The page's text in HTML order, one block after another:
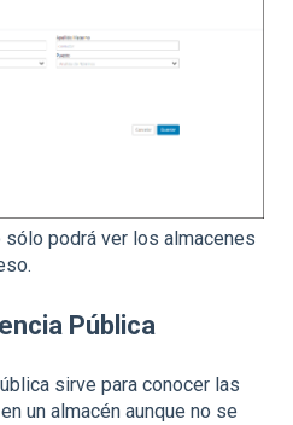
sólo podrá ver los almacenes
Pública
sirve para conocer las
un almacén aunque no se